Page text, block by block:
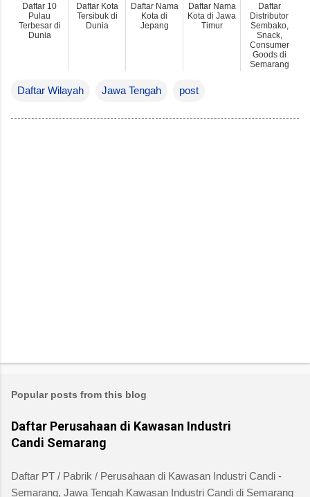
Daftar Wilayah Jawa Tengah post
Daftar 10
Pulau
Terbesar di
Dunia
Daftar Kota
Tersibuk di
Dunia
Daftar Nama
Kota di
Jepang
Daftar Nama
Kota di Jawa
Timur
Daftar
Distributor
Sembako,
Snack,
Consumer
Goods di
Semarang
Popular posts from this blog
Daftar Perusahaan di Kawasan Industri
Candi Semarang
Daftar PT / Pabrik / Perusahaan di Kawasan Industri Candi -
Semarang, Jawa Tengah Kawasan Industri Candi di Semarang